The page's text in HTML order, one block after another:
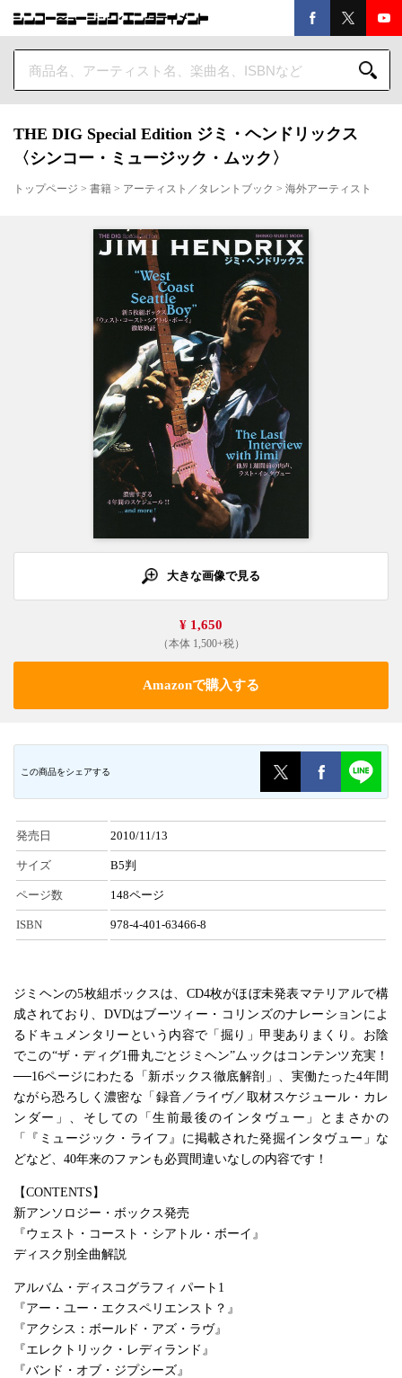
THE DIG Special Edition ジミ・ヘンドリックス
〈シンコー・ミュージック・ムック〉
トップページ > 書籍 > アーティスト／タレントブック > 海外アーティスト
大きな画像で見る
¥ 1,650
（本体 1,500+税）
Amazonで購入する
この商品をシェアする
発売日 2010/11/13
サイズ B5判
ページ数 148ページ
ISBN 978-4-401-63466-8
ジミヘンの5枚組ボックスは、CD4枚がほぼ未発表マテリアルで構
成されており、DVDはブーツィー・コリンズのナレーションによ
るドキュメンタリーという内容で「掘り」甲斐ありまくり。お陰
でこの“ザ・ディグ1冊丸ごとジミヘン”ムックはコンテンツ充実！
──16ページにわたる「新ボックス徹底解剖」、実働たった4年間
ながら恐ろしく濃密な「録音／ライヴ／取材スケジュール・カレ
ンダー」、そしての「生前最後のインタヴュー」とまさかの
「『ミュージック・ライフ』に掲載された発掘インタヴュー」な
どなど、40年来のファンも必買間違いなしの内容です！
【CONTENTS】
新アンソロジー・ボックス発売
『ウェスト・コースト・シアトル・ボーイ』
ディスク別全曲解説
アルバム・ディスコグラフィ パート1
『アー・ユー・エクスペリエンスト？』
『アクシス：ボールド・アズ・ラヴ』
『エレクトリック・レディランド』
『バンド・オブ・ジプシーズ』